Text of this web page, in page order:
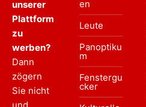
unserer
Plattform
zu
werben?
Dann
zögern
Sie nicht
en
Leute
Panoptiku
m
Fenstergu
cker